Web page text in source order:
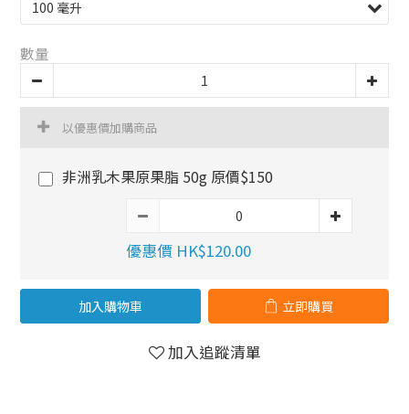
數量
以優惠價加購商品
非洲乳木果原果脂 50g 原價$150
優惠價 HK$120.00
加入購物車 立即購買
加入追蹤清單